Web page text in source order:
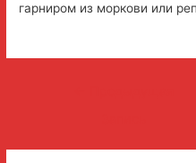
гарниром из моркови или
записям